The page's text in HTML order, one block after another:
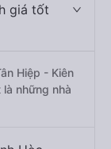
giá tốt
Hiệp - Kiên
những nhà